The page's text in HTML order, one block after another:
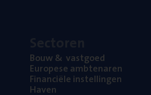
Bouw& vastgoed
Euro­pe­se ambtenaren
Finan­ci­ë­le instellingen
Haven